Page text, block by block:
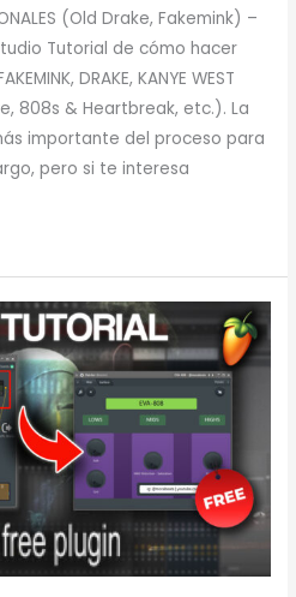
(Old Drake, Fakemink) –
Tutorial de cómo hacer
DRAKE, KANYE WEST
808s & Heartbreak, etc.). La
importante del proceso para
pero si te interesa